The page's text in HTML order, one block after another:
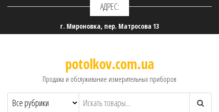
АДРЕС:
г. Мироновка, пер. Матросова 13
potolkov.com.ua
Продажа и обслуживание измерительных приборов